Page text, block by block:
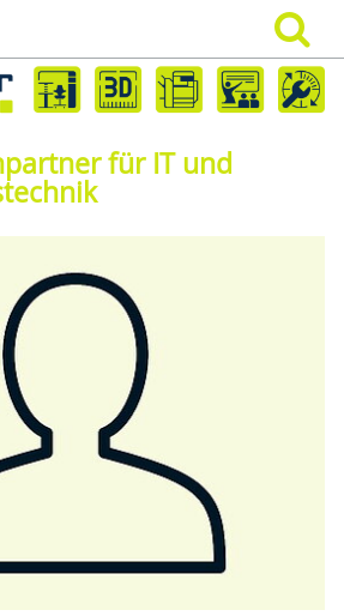
für IT und